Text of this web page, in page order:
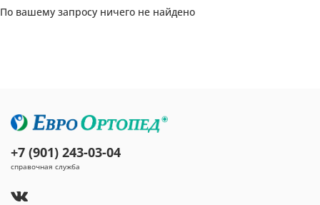
По вашему запросу ничего не найдено
+7 (901) 243-03-04
справочная служба